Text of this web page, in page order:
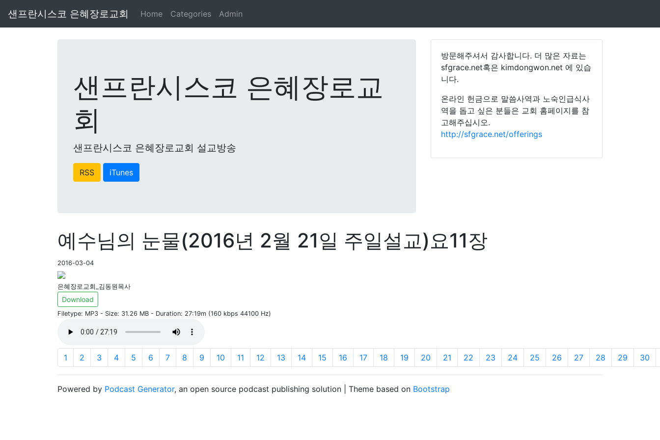
샌프란시스코 은혜장로교회 Home Categories Admin
샌프란시스코 은혜장로교
회
샌프란시스코 은혜장로교회 설교방송
RSS iTunes
방문해주셔서 감사합니다. 더 많은 자료는
sfgrace.net혹은 kimdongwon.net 에 있습
니다.
온라인 헌금으로 말씀사역과 노숙인급식사
역을 돕고 싶은 분들은 교회 홈페이지를 참
고해주십시오.
http://sfgrace.net/offerings
예수님의 눈물(2016년 2월 21일 주일설교)요11장
2016-03-04
은혜장로교회_김동원목사
Download
Filetype: MP3 - Size: 31.26 MB - Duration: 27:19m (160 kbps 44100 Hz)
1 2 3 4 5 6 7 8 9 10 11 12 13 14 15 16 17 18 19 20 21 22 23 24 25 26 27 28 29 30
Powered by Podcast Generator, an open source podcast publishing solution | Theme based on Bootstrap